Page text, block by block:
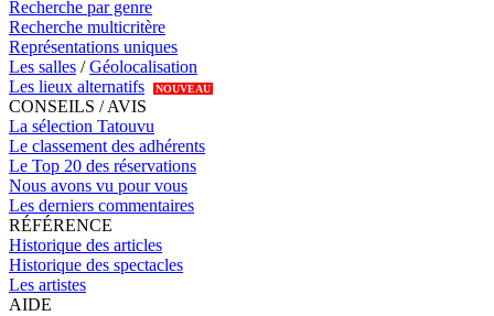
Recherche par genre
Recherche multicritère
Représentations uniques
Les salles /Géolocalisation
Les lieux alternatifs
NOUVEAU
CONSEILS / AVIS
La sélection Tatouvu
Le classement des adhérents
Le Top 20 des réservations
Nous avons vu pour vous
Les derniers commentaires
RÉFÉRENCE
Historique des articles
Historique des spectacles
Les artistes
AIDE